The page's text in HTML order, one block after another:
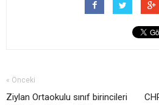
« Önceki
Ziylan Ortaokulu sınıf birincileri